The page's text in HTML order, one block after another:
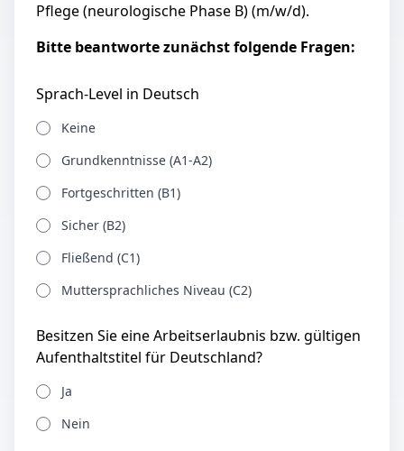
Pflege (neurologische Phase B) (m/w/d).
Bitte beantworte zunächst folgende Fragen:
Sprach-Level in Deutsch
Keine
Grundkenntnisse (A1-A2)
Fortgeschritten (B1)
Sicher (B2)
Fließend (C1)
Muttersprachliches Niveau (C2)
Besitzen Sie eine Arbeitserlaubnis bzw. gültigen
Aufenthaltstitel für Deutschland?
Ja
Nein